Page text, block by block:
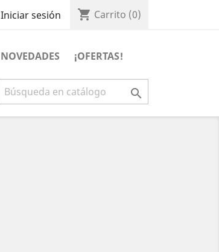
Iniciar sesión shopping_cart Carrito (0)
NOVEDADES ¡OFERTAS!
